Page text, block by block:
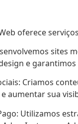
oferece
sites
e
Criamos
aumentar sua
Utilizamos